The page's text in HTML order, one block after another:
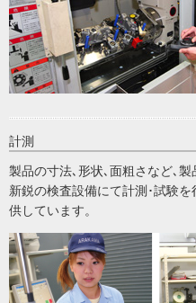
計測
製品の寸法､形状､面粗さなど､
新鋭の検査設備にて計測･試験
供しています。